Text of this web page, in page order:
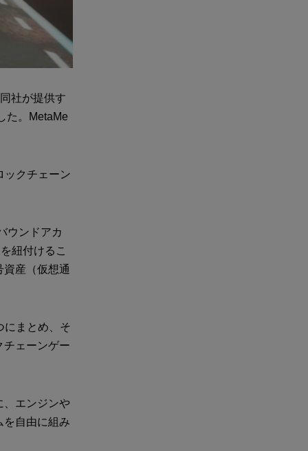
社が提供す
た。MetaMe
ックチェーン
ウンドアカ
紐付けるこ
産（仮想通
にまとめ、そ
チェーンゲー
、エンジンや
自由に組み